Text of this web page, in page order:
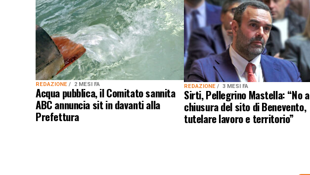
REDAZIONE 2 MESI FA
Acqua pubblica, il Comitato sannita
ABC annuncia sit in davanti alla
Prefettura
REDAZIONE 3 MESI FA
Sirti, Pellegrino Mastella: “No a
chiusura del sito di Benevento,
tutelare lavoro e territorio”